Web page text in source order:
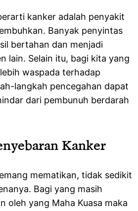
kanker adalah penyakit
Banyak penyintas
bertahan dan menjadi
lain. Selain itu, bagi kita yang
waspada terhadap
langkah pencegahan dapat
dari pembunuh berdarah
Kanker
mematikan, tidak sedikit
Bagi yang masih
oleh yang Maha Kuasa maka